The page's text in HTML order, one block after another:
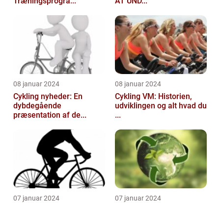
08 januar 2024
Cykling nyheder: En
dybdegående
præsentation af de...
08 januar 2024
Cykling VM: Historien,
udviklingen og alt hvad du
...
07 januar 2024 07 januar 2024